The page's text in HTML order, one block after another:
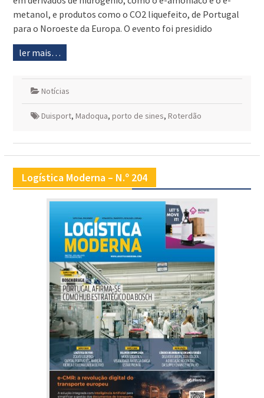
metanol, e produtos como o CO2 liquefeito, de Portugal
para o Noroeste da Europa. O evento foi presidido
ler mais…
Notícias
Duisport, Madoqua, porto de sines, Roterdão
Logística Moderna – N.º 204